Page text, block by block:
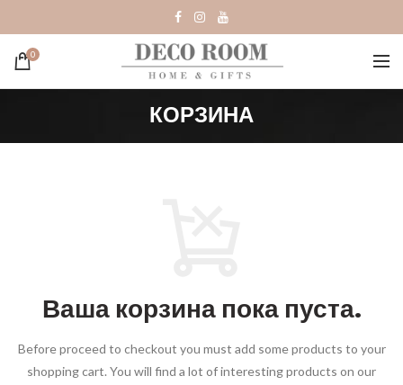
0
КОРЗИНА
Ваша корзина пока пуста.
Before proceed to checkout you must add some products to your
shopping cart. You will find a lot of interesting products on our